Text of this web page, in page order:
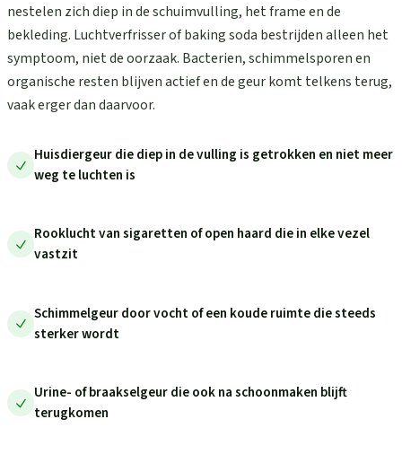
nestelen zich diep in de schuimvulling, het frame en de
bekleding. Luchtverfrisser of baking soda bestrijden alleen het
symptoom, niet de oorzaak. Bacterien, schimmelsporen en
organische resten blijven actief en de geur komt telkens terug,
vaak erger dan daarvoor.
Huisdiergeur die diep in de vulling is getrokken en niet meer
weg te luchten is
Rooklucht van sigaretten of open haard die in elke vezel
vastzit
Schimmelgeur door vocht of een koude ruimte die steeds
sterker wordt
Urine- of braakselgeur die ook na schoonmaken blijft
terugkomen